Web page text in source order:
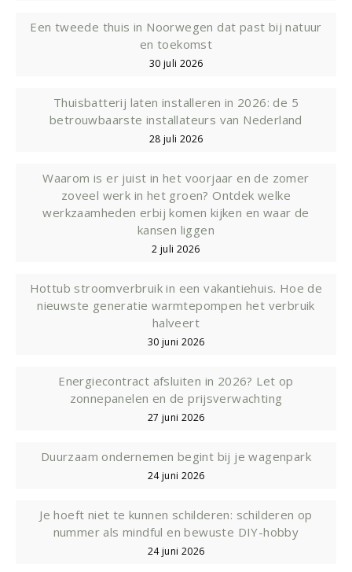
Een tweede thuis in Noorwegen dat past bij natuur
en toekomst
30 juli 2026
Thuisbatterij laten installeren in 2026: de 5
betrouwbaarste installateurs van Nederland
28 juli 2026
Waarom is er juist in het voorjaar en de zomer
zoveel werk in het groen? Ontdek welke
werkzaamheden erbij komen kijken en waar de
kansen liggen
2 juli 2026
Hottub stroomverbruik in een vakantiehuis. Hoe de
nieuwste generatie warmtepompen het verbruik
halveert
30 juni 2026
Energiecontract afsluiten in 2026? Let op
zonnepanelen en de prijsverwachting
27 juni 2026
Duurzaam ondernemen begint bij je wagenpark
24 juni 2026
Je hoeft niet te kunnen schilderen: schilderen op
nummer als mindful en bewuste DIY-hobby
24 juni 2026